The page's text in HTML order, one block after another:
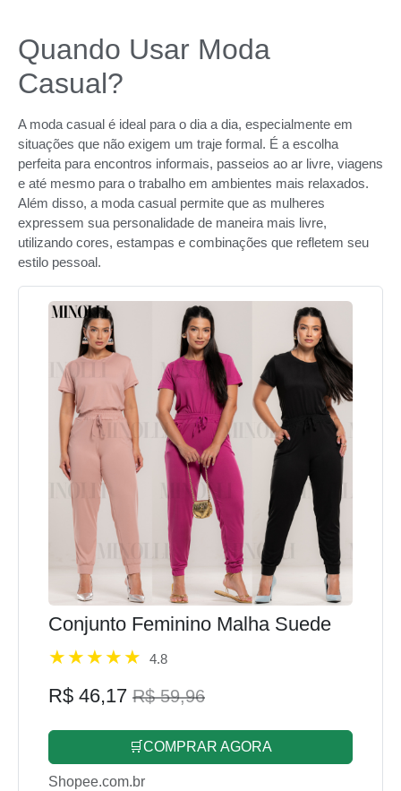
Quando Usar Moda
Casual?
A moda casual é ideal para o dia a dia, especialmente em
situações que não exigem um traje formal. É a escolha
perfeita para encontros informais, passeios ao ar livre, viagens
e até mesmo para o trabalho em ambientes mais relaxados.
Além disso, a moda casual permite que as mulheres
expressem sua personalidade de maneira mais livre,
utilizando cores, estampas e combinações que refletem seu
estilo pessoal.
Conjunto Feminino Malha Suede
4.8
R$ 46,17 R$ 59,96
🛒COMPRAR AGORA
Shopee.com.br